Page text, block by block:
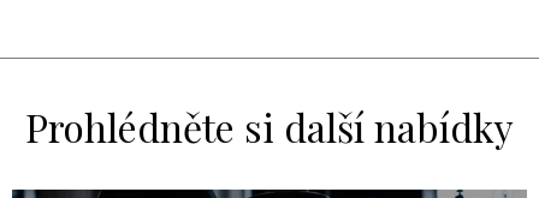
Prohlédněte si další nabídky